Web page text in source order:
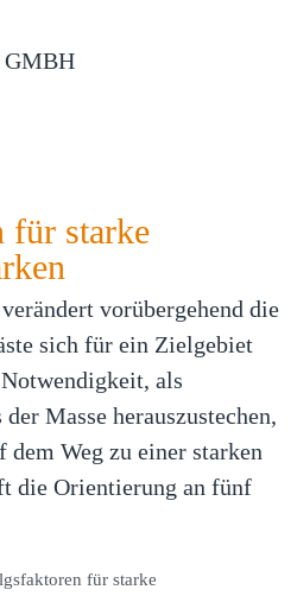
für starke
vorübergehend die
sich für ein Zielgebiet
als
Masse herauszustechen,
Weg zu einer starken
die Orientierung an fünf